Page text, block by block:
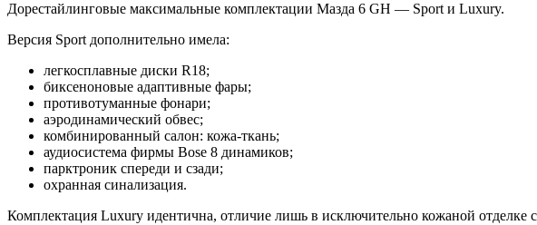
Дорестайлинговые максимальные комплектации Мазда 6 GH — Sport и Luxury.
Версия Sport дополнительно имела:
легкосплавные диски R18;
биксеноновые адаптивные фары;
противотуманные фонари;
аэродинамический обвес;
комбинированный салон: кожа-ткань;
аудиосистема фирмы Bose 8 динамиков;
парктроник спереди и сзади;
охранная синализация.
Комплектация Luxury идентична, отличие лишь в исключительно кожаной отделке